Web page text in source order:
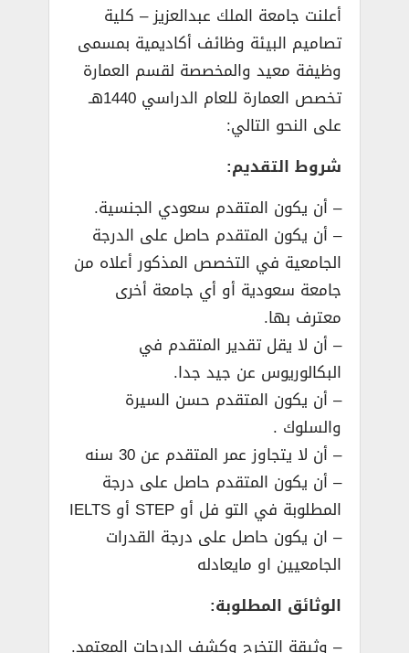
أعلنت جامعة الملك عبدالعزيز – كلية
تصاميم البيئة وظائف أكاديمية بمسمى
وظيفة معيد والمخصصة لقسم العمارة
تخصص العمارة للعام الدراسي 1440هـ
على النحو التالي:
شروط التقديم:
– أن يكون المتقدم سعودي الجنسية.
– أن يكون المتقدم حاصل على الدرجة
الجامعية في التخصص المذكور أعلاه من
جامعة سعودية أو أي جامعة أخرى
معترف بها.
– أن لا يقل تقدير المتقدم في
البكالوريوس عن جيد جدا.
– أن يكون المتقدم حسن السيرة
والسلوك .
– أن لا يتجاوز عمر المتقدم عن 30 سنه
– أن يكون المتقدم حاصل على درجة
المطلوبة في التو فل أو STEP أو IELTS
– ان يكون حاصل على درجة القدرات
الجامعيين او مايعادله
الوثائق المطلوبة:
– وثيقة التخرج وكشف الدرجات المعتمد.